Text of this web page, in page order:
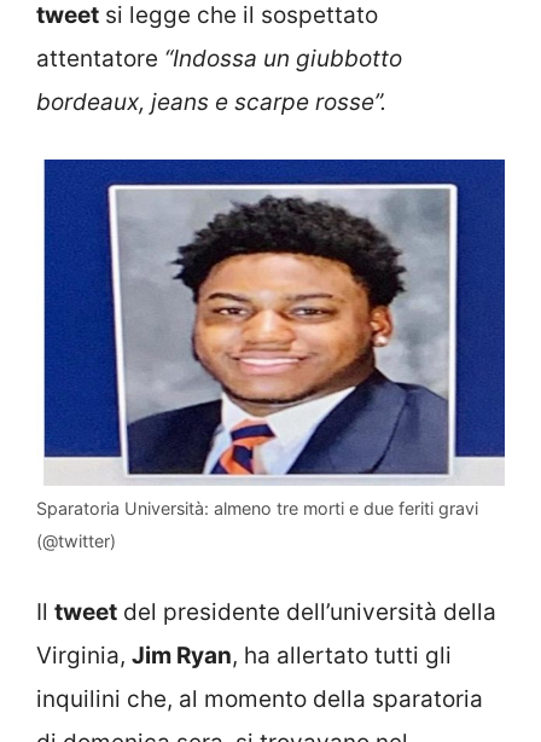
tweet si legge che il sospettato
attentatore “Indossa un giubbotto
bordeaux, jeans e scarpe rosse”.
Sparatoria Università: almeno tre morti e due feriti gravi
(@twitter)
Il tweet del presidente dell’università della
Virginia, Jim Ryan, ha allertato tutti gli
inquilini che, al momento della sparatoria